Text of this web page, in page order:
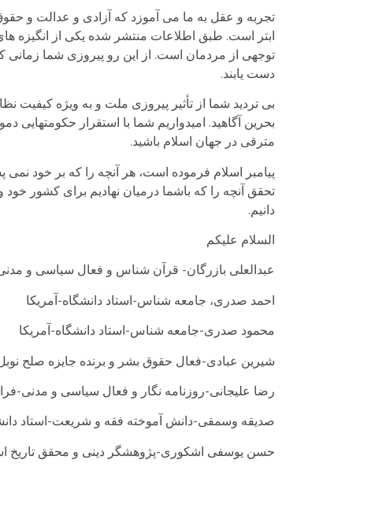
تجربه و عقل به ما می آموزد که آزادی و عدالت و
ابتر است. طبق اطلاعات منتشر شده یکی از انگیزه
توجهی از مردمان است. از این رو پیروزی شما زمانی
دست یابند.
بی تردید شما از تأثیر پیروزی ملت و به ویژه کیفیت
بحرین آگاهید. امیدواریم شما با استقرار حکومتهایی
مترقی در جهان اسلام باشید.
پیامبر اسلام فرموده است، هر آنچه را که بر خود نمی
تحقق آنچه را که باشما درمیان نهادیم برای کشور
دانیم.
السلام علیکم
عبدالعلی بازرگان- قرآن شناس و فعال سیاسی و
احمد صدری، جامعه شناس-استاد دانشگاه-آمریکا
محمود صدری-جامعه شناس-استاد دانشگاه-آمریکا
شیرین عبادی-فعال حقوق بشر و برنده جایزه صلح
رضا علیجانی-روزنامه نگار و فعال سیاسی و مدنی-
صدیقه وسمقی-دانش آموخته فقه و شریعت-استاد
حسن یوسفی اشکوری-پژوهشگر دینی و محقق تاریخ